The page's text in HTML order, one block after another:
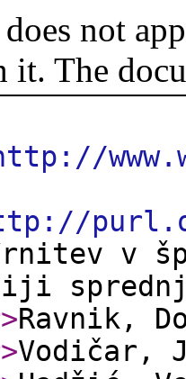
not
it. The
v
>Ravnik,
>Vodičar,